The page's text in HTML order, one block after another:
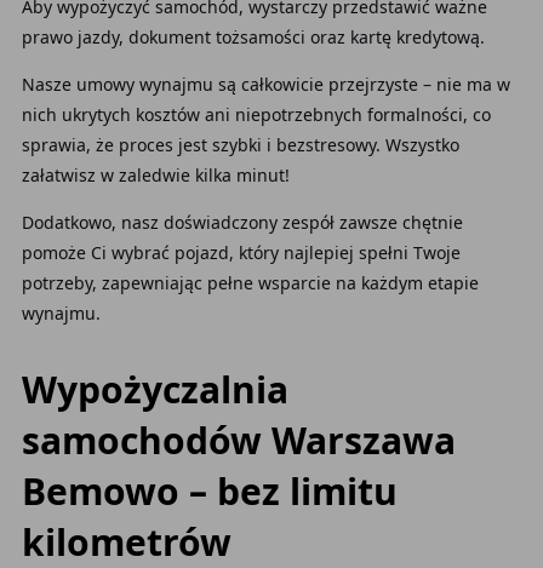
Aby wypożyczyć samochód, wystarczy przedstawić ważne
prawo jazdy, dokument tożsamości oraz kartę kredytową.
Nasze umowy wynajmu są całkowicie przejrzyste – nie ma w
nich ukrytych kosztów ani niepotrzebnych formalności, co
sprawia, że proces jest szybki i bezstresowy. Wszystko
załatwisz w zaledwie kilka minut!
Dodatkowo, nasz doświadczony zespół zawsze chętnie
pomoże Ci wybrać pojazd, który najlepiej spełni Twoje
potrzeby, zapewniając pełne wsparcie na każdym etapie
wynajmu.
Wypożyczalnia
samochodów Warszawa
Bemowo – bez limitu
kilometrów